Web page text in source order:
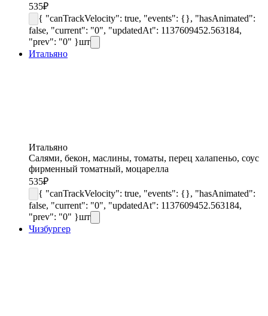
535₽
{ "canTrackVelocity": true, "events": {}, "hasAnimated":
false, "current": "0", "updatedAt": 1137609452.563184,
"prev": "0" }шт
Итальяно
Итальяно
Салями, бекон, маслины, томаты, перец халапеньо, соус
фирменный томатный, моцарелла
535₽
{ "canTrackVelocity": true, "events": {}, "hasAnimated":
false, "current": "0", "updatedAt": 1137609452.563184,
"prev": "0" }шт
Чизбургер